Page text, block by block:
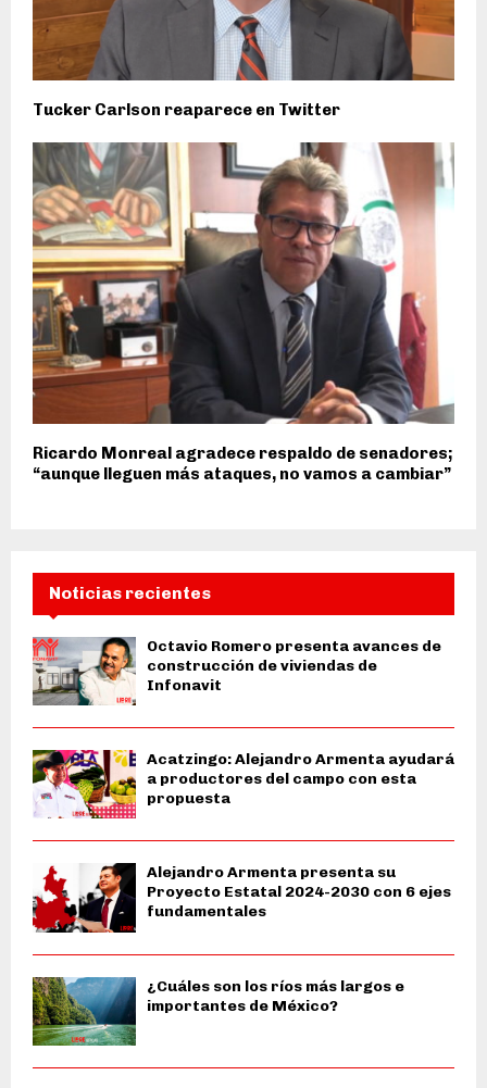
Tucker Carlson reaparece en Twitter
Ricardo Monreal agradece respaldo de senadores;
“aunque lleguen más ataques, no vamos a cambiar”
Noticias recientes
Octavio Romero presenta avances de
construcción de viviendas de
Infonavit
Acatzingo: Alejandro Armenta ayudará
a productores del campo con esta
propuesta
Alejandro Armenta presenta su
Proyecto Estatal 2024-2030 con 6 ejes
fundamentales
¿Cuáles son los ríos más largos e
importantes de México?